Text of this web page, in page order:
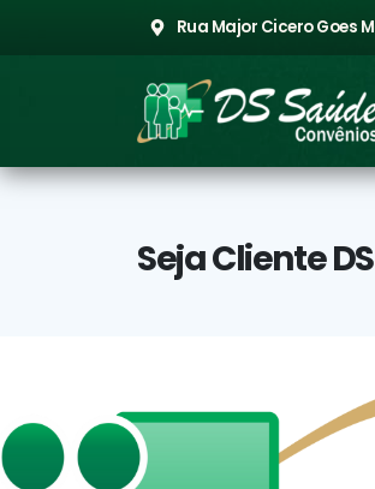
Rua Major Cicero Goes
Seja Cliente